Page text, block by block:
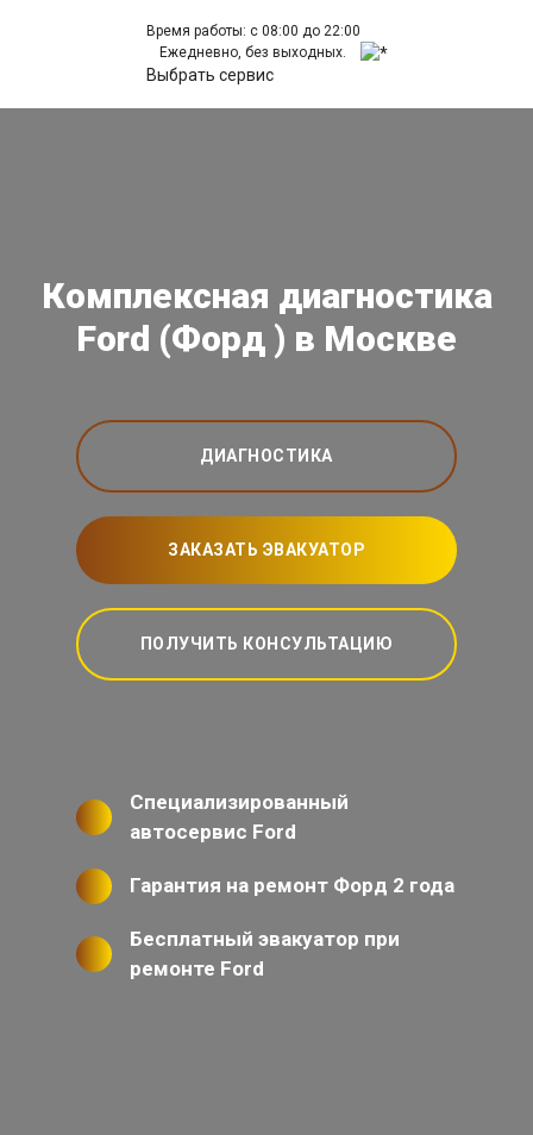
Время работы: с 08:00 до 22:00
Ежедневно, без выходных.
Выбрать сервис
Комплексная диагностика
Ford (Форд ) в Москве
ДИАГНОСТИКА
ЗАКАЗАТЬ ЭВАКУАТОР
ПОЛУЧИТЬ КОНСУЛЬТАЦИЮ
Специализированный
автосервис Ford
Гарантия на ремонт Форд 2 года
Бесплатный эвакуатор при
ремонте Ford